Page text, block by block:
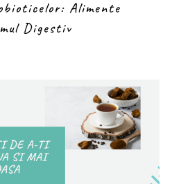
Alimente
Digestiv